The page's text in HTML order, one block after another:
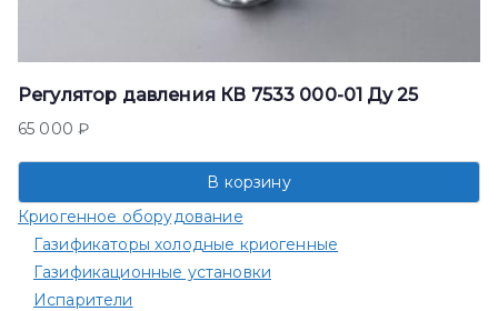
Регулятор давления КВ 7533 000-01 Ду 25
65 000₽
В корзину
Криогенное оборудование
Газификаторы холодные криогенные
Газификационные установки
Испарители